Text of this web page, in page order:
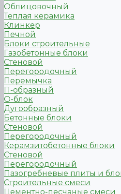
Облицовочный
Теплая керамика
Клинкер
Печной
Блоки строительные
Газобетонные блоки
Стеновой
Перегородочный
Перемычка
П-образный
О-блок
Дугообразный
Бетонные блоки
Стеновой
Перегородочный
Керамзитобетонные блоки
Стеновой
Перегородочный
Пазогребневые плиты и
Строительные смеси
Цементно-песчаные смеси